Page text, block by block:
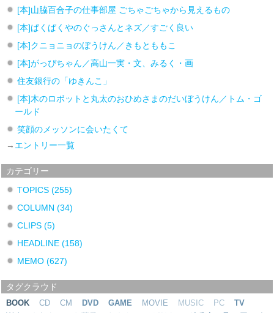
[本]山脇百合子の仕事部屋 ごちゃごちゃから見えるもの
[本]ぱくぱくやのぐっさんとネズ／すごく良い
[本]クニョニョのぼうけん／きもとももこ
[本]がっぴちゃん／高山一実・文、みるく・画
住友銀行の「ゆきんこ」
[本]木のロボットと丸太のおひめさまのだいぼうけん／トム・ゴ
ールド
笑顔のメッソンに会いたくて
→ エントリー一覧
カテゴリー
TOPICS (255)
COLUMN (34)
CLIPS (5)
HEADLINE (158)
MEMO (627)
タグクラウド
BOOK CD CM DVD GAME MOVIE MUSIC PC
TV